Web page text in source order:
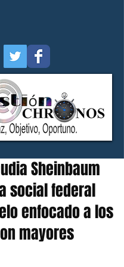
Sheinbaum
social federal
enfocado a los
mayores